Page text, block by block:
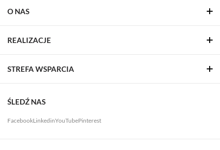
O NAS
REALIZACJE
STREFA WSPARCIA
ŚLEDŹ NAS
FacebookLinkedinYouTubePinterest